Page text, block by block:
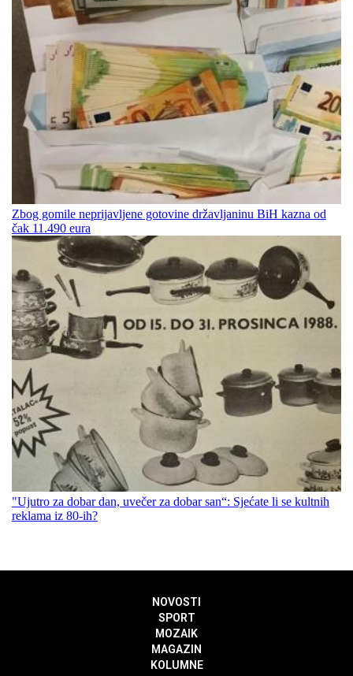
Zbog gomile neprijavljene gotovine državljaninu BiH kazna od
čak 11.490 eura
"Ujutro za dobar dan, uvečer za dobar san“: Sjećate li se kultnih
reklama iz 80-ih?
NOVOSTI
SPORT
MOZAIK
MAGAZIN
KOLUMNE